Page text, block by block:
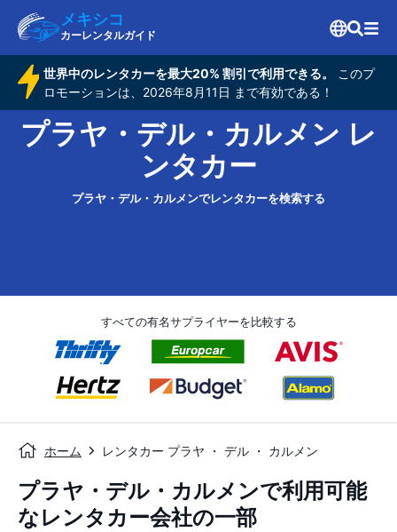
メキシコ
カーレンタルガイド
世界中のレンタカーを最大20% 割引で利用できる。
このプ
ロモーションは、2026年8月11日 まで有効である！
プラヤ・デル・カルメン レ
ンタカー
プラヤ・デル・カルメンでレンタカーを検索する
すべての有名サプライヤーを比較する
ホーム レンタカー プラヤ ・ デル ・ カルメン
プラヤ・デル・カルメンで利用可能
なレンタカー会社の一部